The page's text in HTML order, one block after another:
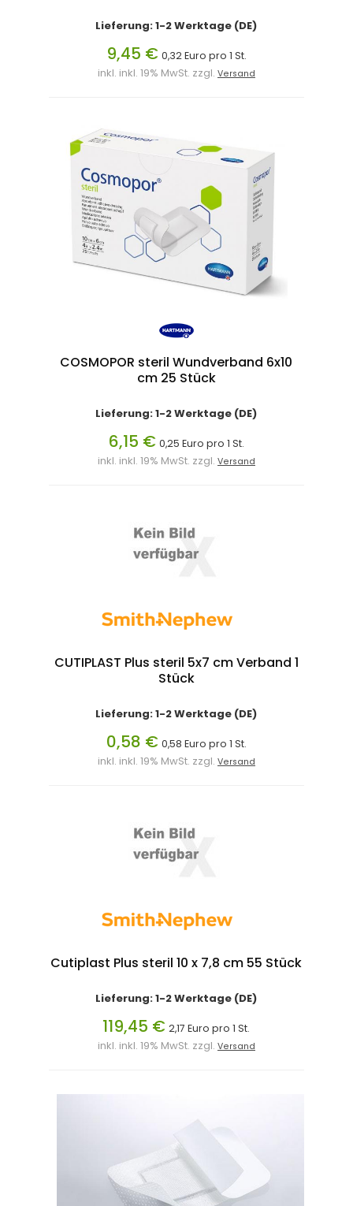
Lieferung: 1-2 Werktage (DE)
9,45 € 0,32 Euro pro 1 St.
inkl. inkl. 19% MwSt. zzgl. Versand
COSMOPOR steril Wundverband 6x10
cm 25 Stück
Lieferung: 1-2 Werktage (DE)
6,15 € 0,25 Euro pro 1 St.
inkl. inkl. 19% MwSt. zzgl. Versand
CUTIPLAST Plus steril 5x7 cm Verband 1
Stück
Lieferung: 1-2 Werktage (DE)
0,58 € 0,58 Euro pro 1 St.
inkl. inkl. 19% MwSt. zzgl. Versand
Cutiplast Plus steril 10 x 7,8 cm 55 Stück
Lieferung: 1-2 Werktage (DE)
119,45 € 2,17 Euro pro 1 St.
inkl. inkl. 19% MwSt. zzgl. Versand